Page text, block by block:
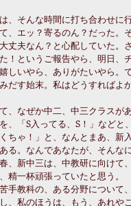
、そんな時間に打ち合わせに
、エッ？寄るのん？だった。
丈夫なん？と心配していた。
！というご報告やら、明日、
しいやら、ありがたいやら。
だす始末。私はどうすればよ
、なぜか中二、中三クラスが
、「S入ってる、S！」など
ちゃ！」と、なんとまあ、新
る。なんであなたが、そんな
、新中三は、中教研に向けて
精一杯頑張っていたと思う。
手教科の、ある分野について
、私のほうは、もう、あれや